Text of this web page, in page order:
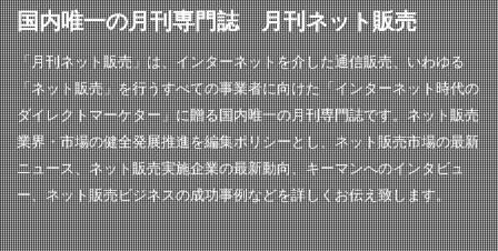
国内唯一の月刊専門誌 月刊ネット販売
「月刊ネット販売」は、インターネットを介した通信販売、いわゆる
「ネット販売」を行うすべての事業者に向けた「インターネット時代の
ダイレクトマーケター」に贈る国内唯一の月刊専門誌です。ネット販売
業界・市場の健全発展推進を編集ポリシーとし、ネット販売市場の最新
ニュース、ネット販売実施企業の最新動向、キーマンへのインタビュ
ー、ネット販売ビジネスの成功事例などを詳しくお伝え致します。